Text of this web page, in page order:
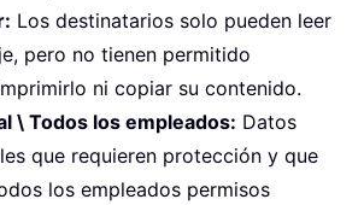
Los destinatarios solo pueden leer
pero no tienen permitido
ni copiar su contenido.
\ Todos los empleados: Datos
que requieren protección y que
los empleados permisos